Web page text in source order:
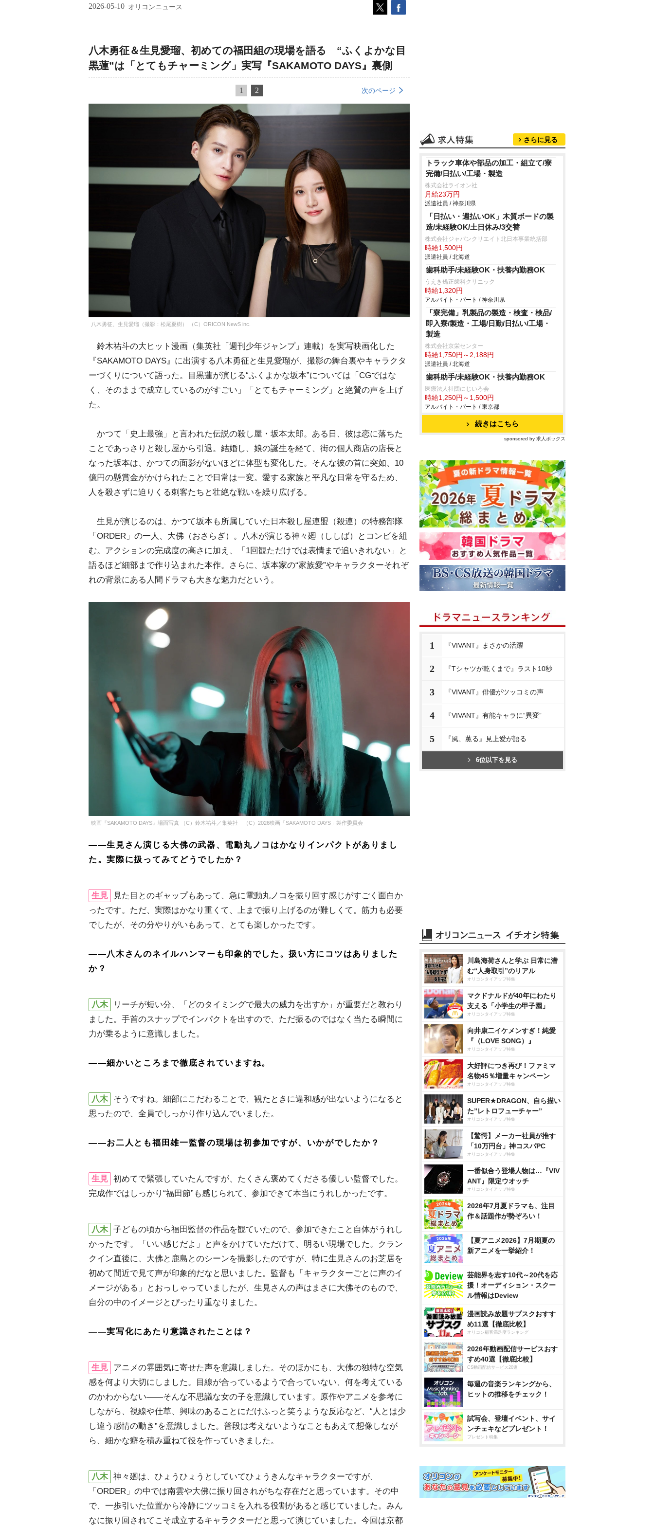
2026-05-10 オリコンニュース
八木勇征＆生見愛瑠、初めての福田組の現場を語る “ふくよかな目
黒蓮”は「とてもチャーミング」実写『SAKAMOTO DAYS』裏側
1 2 次のページ
八木勇征、生見愛瑠（撮影：松尾夏樹） （C）ORICON NewS inc.
鈴木祐斗の大ヒット漫画（集英社「週刊少年ジャンプ」連載）を実写映画化した
『SAKAMOTO DAYS』に出演する八木勇征と生見愛瑠が、撮影の舞台裏やキャラクタ
ーづくりについて語った。目黒蓮が演じる“ふくよかな坂本”については「CGではな
く、そのままで成立しているのがすごい」「とてもチャーミング」と絶賛の声を上げ
た。
かつて「史上最強」と言われた伝説の殺し屋・坂本太郎。ある日、彼は恋に落ちた
ことであっさりと殺し屋から引退。結婚し、娘の誕生を経て、街の個人商店の店長と
なった坂本は、かつての面影がないほどに体型も変化した。そんな彼の首に突如、10
億円の懸賞金がかけられたことで日常は一変。愛する家族と平凡な日常を守るため、
人を殺さずに迫りくる刺客たちと壮絶な戦いを繰り広げる。
生見が演じるのは、かつて坂本も所属していた日本殺し屋連盟（殺連）の特務部隊
「ORDER」の一人、大佛（おさらぎ）。八木が演じる神々廻（ししば）とコンビを組
む。アクションの完成度の高さに加え、「1回観ただけでは表情まで追いきれない」と
語るほど細部まで作り込まれた本作。さらに、坂本家の“家族愛”やキャラクターそれぞ
れの背景にある人間ドラマも大きな魅力だという。
映画『SAKAMOTO DAYS』場面写真 （C）鈴木祐斗／集英社 （C）2026映画「SAKAMOTO DAYS」製作委員会
――生見さん演じる大佛の武器、電動丸ノコはかなりインパクトがありまし
た。実際に扱ってみてどうでしたか？
生見
見た目とのギャップもあって、急に電動丸ノコを振り回す感じがすごく面白か
ったです。ただ、実際はかなり重くて、上まで振り上げるのが難しくて。筋力も必要
でしたが、その分やりがいもあって、とても楽しかったです。
――八木さんのネイルハンマーも印象的でした。扱い方にコツはありました
か？
八木
リーチが短い分、「どのタイミングで最大の威力を出すか」が重要だと教わり
ました。手首のスナップでインパクトを出すので、ただ振るのではなく当たる瞬間に
力が乗るように意識しました。
――細かいところまで徹底されていますね。
八木
そうですね。細部にこだわることで、観たときに違和感が出ないようになると
思ったので、全員でしっかり作り込んでいました。
――お二人とも福田雄一監督の現場は初参加ですが、いかがでしたか？
生見 初めてで緊張していたんですが、たくさん褒めてくださる優しい監督でした。
完成作ではしっかり“福田節”も感じられて、参加できて本当にうれしかったです。
八木 子どもの頃から福田監督の作品を観ていたので、参加できたこと自体がうれし
かったです。「いい感じだよ」と声をかけていただけて、明るい現場でした。クラン
クイン直後に、大佛と鹿島とのシーンを撮影したのですが、特に生見さんのお芝居を
初めて間近で見て声が印象的だなと思いました。監督も「キャラクターごとに声のイ
メージがある」とおっしゃっていましたが、生見さんの声はまさに大佛そのもので、
自分の中のイメージとぴったり重なりました。
――実写化にあたり意識されたことは？
生見
アニメの雰囲気に寄せた声を意識しました。そのほかにも、大佛の独特な空気
感を何より大切にしました。目線が合っているようで合っていない、何を考えている
のかわからない――そんな不思議な女の子を意識しています。原作やアニメを参考に
しながら、視線や仕草、興味のあることにだけふっと笑うような反応など、“人とは少
し違う感情の動き”を意識しました。普段は考えないようなこともあえて想像しなが
ら、細かな癖を積み重ねて役を作っていきました。
八木 神々廻は、ひょうひょうとしていてひょうきんなキャラクターですが、
「ORDER」の中では南雲や大佛に振り回されがちな存在だと思っています。その中
で、一歩引いた位置から冷静にツッコミを入れる役割があると感じていました。みん
なに振り回されてこそ成立するキャラクターだと思って演じていました。今回は京都
さらに見る
トラック車体や部品の加工・組立て/寮
完備/日払い/工場・製造
株式会社ライオン社
月給23万円
派遣社員 / 神奈川県
「日払い・週払いOK」木質ボードの製
造/未経験OK/土日休み/3交替
株式会社ジャパンクリエイト北日本事業統括部
時給1,500円
派遣社員 / 北海道
歯科助手/未経験OK・扶養内勤務OK
うえき矯正歯科クリニック
時給1,320円
アルバイト・パート / 神奈川県
「寮完備」乳製品の製造・検査・検品/
即入寮/製造・工場/日勤/日払い/工場・
製造
株式会社京栄センター
時給1,750円～2,188円
派遣社員 / 北海道
歯科助手/未経験OK・扶養内勤務OK
医療法人社団にじいろ会
時給1,250円～1,500円
アルバイト・パート / 東京都
続きはこちら
sponsored by 求人ボックス
1 『VIVANT』まさかの活躍
2 『Tシャツが乾くまで』ラスト10秒
3 『VIVANT』俳優がツッコミの声
4 『VIVANT』有能キャラに“異変”
5 『風、薫る』見上愛が語る
6位以下を見る
川島海荷さんと学ぶ 日常に潜
む“人身取引”のリアル
オリコンタイアップ特集
マクドナルドが40年にわたり
支える「小学生の甲子園」
オリコンタイアップ特集
向井康二イケメンすぎ！純愛
『（LOVE SONG）』
オリコンタイアップ特集
大好評につき再び！ファミマ
名物45％増量キャンペーン
オリコンタイアップ特集
SUPER★DRAGON、自ら描い
た”レトロフューチャー”
オリコンタイアップ特集
【驚愕】メーカー社員が推す
「10万円台」神コスパPC
オリコンタイアップ特集
一番似合う登場人物は…『VIV
ANT』限定ウオッチ
オリコンタイアップ特集
2026年7月夏ドラマも、注目
作＆話題作が勢ぞろい！
【夏アニメ2026】7月期夏の
新アニメを一挙紹介！
芸能界を志す10代～20代を応
援！オーディション・スクー
ル情報はDeview
漫画読み放題サブスクおすす
め11選【徹底比較】
オリコン顧客満足度ランキング
2026年動画配信サービスおす
すめ40選【徹底比較】
CS動画配信サービス20選
毎週の音楽ランキングから、
ヒットの推移をチェック！
試写会、登壇イベント、サイ
ンチェキなどプレゼント！
プレゼント特集